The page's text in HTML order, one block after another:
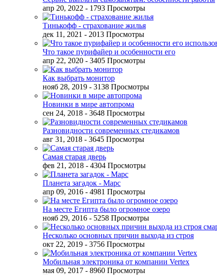
апр 20, 2022 - 1793 Просмотры
Тинькофф - страхование жилья
дек 11, 2021 - 2013 Просмотры
Что такое пурифайер и особенности его
апр 22, 2020 - 3405 Просмотры
Как выбрать монитор
нояб 28, 2019 - 3138 Просмотры
Новинки в мире автопрома
сен 24, 2018 - 3648 Просмотры
Разновидности современных стедикамов
авг 31, 2018 - 3645 Просмотры
Самая старая дверь
фев 21, 2018 - 4304 Просмотры
Планета загадок - Марс
апр 09, 2016 - 4981 Просмотры
На месте Египта было огромное озеро
нояб 29, 2016 - 5258 Просмотры
Несколько основных причин выхода из строя
окт 22, 2019 - 3756 Просмотры
Мобильная электроника от компании Vertex
мая 09, 2017 - 8960 Просмотры